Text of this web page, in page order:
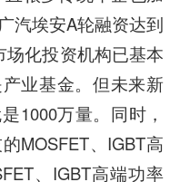
汽埃安A轮融资达到
场化投资机构已基本
业基金。但未来新
1000万量。同时，
MOSFET、IGBT高
、IGBT高端功率